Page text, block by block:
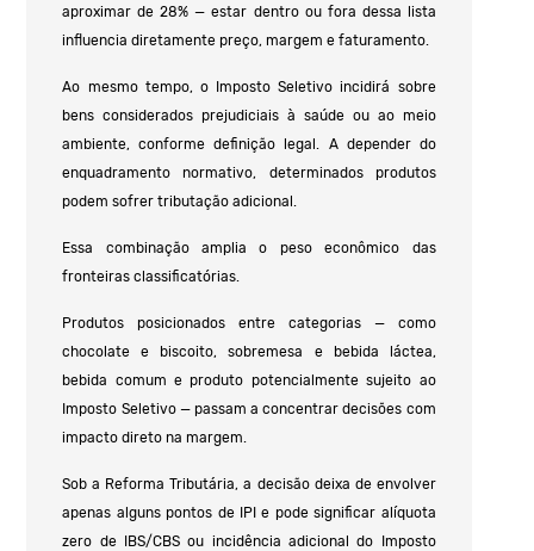
aproximar de 28% — estar dentro ou fora dessa lista
influencia diretamente preço, margem e faturamento.
Ao mesmo tempo, o Imposto Seletivo incidirá sobre
bens considerados prejudiciais à saúde ou ao meio
ambiente, conforme definição legal. A depender do
enquadramento normativo, determinados produtos
podem sofrer tributação adicional.
Essa combinação amplia o peso econômico das
fronteiras classificatórias.
Produtos posicionados entre categorias — como
chocolate e biscoito, sobremesa e bebida láctea,
bebida comum e produto potencialmente sujeito ao
Imposto Seletivo — passam a concentrar decisões com
impacto direto na margem.
Sob a Reforma Tributária, a decisão deixa de envolver
apenas alguns pontos de IPI e pode significar alíquota
zero de IBS/CBS ou incidência adicional do Imposto